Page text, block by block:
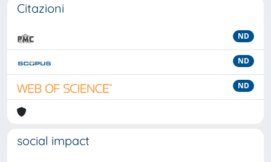
Citazioni
ND
ND
ND
social impact